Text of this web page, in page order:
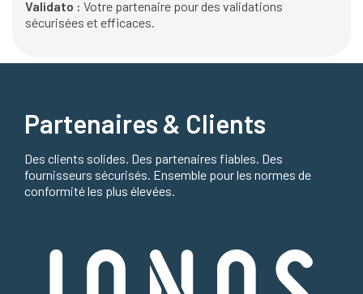
Validato : Votre partenaire pour des validations
sécurisées et efficaces.
Partenaires & Clients
Des clients solides. Des partenaires fiables. Des
fournisseurs sécurisés. Ensemble pour les normes de
conformité les plus élevées.